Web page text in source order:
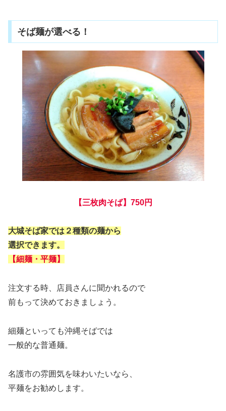
そば麺が選べる！
【三枚肉そば】750円
大城そば家では２種類の麺から
選択できます。
【細麺・平麺】
注文する時、店員さんに聞かれるので
前もって決めておきましょう。
細麺といっても沖縄そばでは
一般的な普通麺。
名護市の雰囲気を味わいたいなら、
平麺をお勧めします。